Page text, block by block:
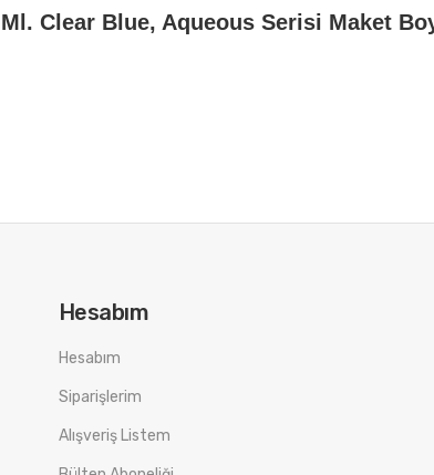
Clear Blue, Aqueous Serisi Maket
Hesabım
Hesabım
Siparişlerim
Alışveriş Listem